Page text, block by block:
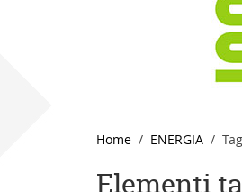
Home ENERGIA
Elementi